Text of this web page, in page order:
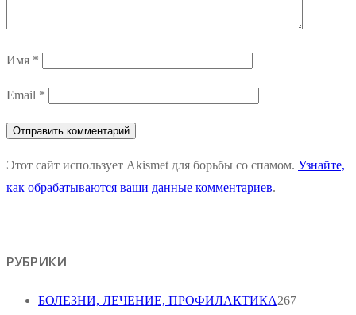
Имя *
Email *
Этот сайт использует Akismet для борьбы со спамом. Узнайте,
как обрабатываются ваши данные комментариев.
РУБРИКИ
БОЛЕЗНИ, ЛЕЧЕНИЕ, ПРОФИЛАКТИКА267